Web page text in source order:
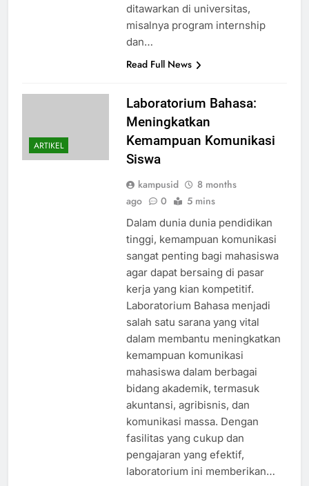
ditawarkan di universitas,
misalnya program internship
dan…
Read Full News
ARTIKEL
Laboratorium Bahasa:
Meningkatkan
Kemampuan Komunikasi
Siswa
kampusid
8 months
ago
0 5 mins
Dalam dunia dunia pendidikan
tinggi, kemampuan komunikasi
sangat penting bagi mahasiswa
agar dapat bersaing di pasar
kerja yang kian kompetitif.
Laboratorium Bahasa menjadi
salah satu sarana yang vital
dalam membantu meningkatkan
kemampuan komunikasi
mahasiswa dalam berbagai
bidang akademik, termasuk
akuntansi, agribisnis, dan
komunikasi massa. Dengan
fasilitas yang cukup dan
pengajaran yang efektif,
laboratorium ini memberikan…